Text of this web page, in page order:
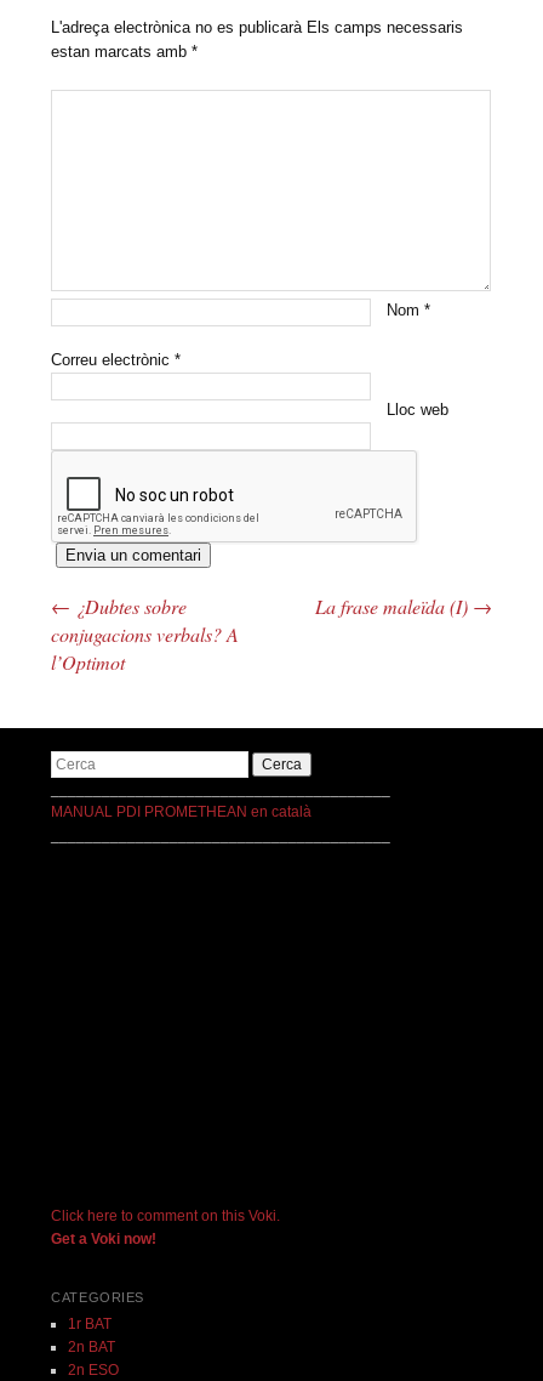
L'adreça electrònica no es publicaràEls camps necessaris
estan marcats amb*
Nom*
Correu electrònic*
Lloc web
Navegació pels articles
← ¿Dubtes sobre
conjugacions verbals? A
l’Optimot
La frase maleïda (I) →
Cerca
MANUAL PDI PROMETHEAN en català
Click here to comment on this Voki.
Get a Voki now!
CATEGORIES
1r BAT
2n BAT
2n ESO